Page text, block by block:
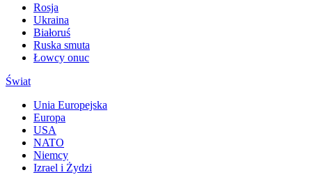
Rosja
Ukraina
Białoruś
Ruska smuta
Łowcy onuc
Świat
Unia Europejska
Europa
USA
NATO
Niemcy
Izrael i Żydzi